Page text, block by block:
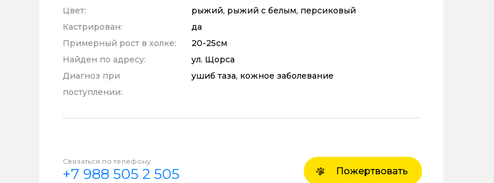
Цвет:
рыжий, рыжий с белым, персиковый
Кастрирован:
да
Примерный рост в холке:
20-25см
Найден по адресу:
ул. Щорса
Диагноз при
поступлении:
ушиб таза, кожное заболевание
Связаться по телефону
+7 988 505 2 505 Пожертвовать